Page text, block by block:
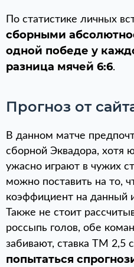
По статистике личных
сборными
одной победе у
разница мячей 6:6.
Прогноз от
В данном матче
сборной Эквадора, хотя
ужасно играют в чужих
можно поставить на то,
коэффициент на данный
Также не стоит
россыпь голов, обе
забивают, ставка ТМ 2,5
попытаться